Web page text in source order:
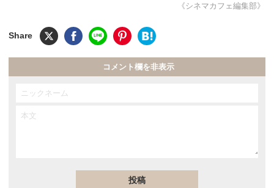
《シネマカフェ編集部》
コメント欄を非表示